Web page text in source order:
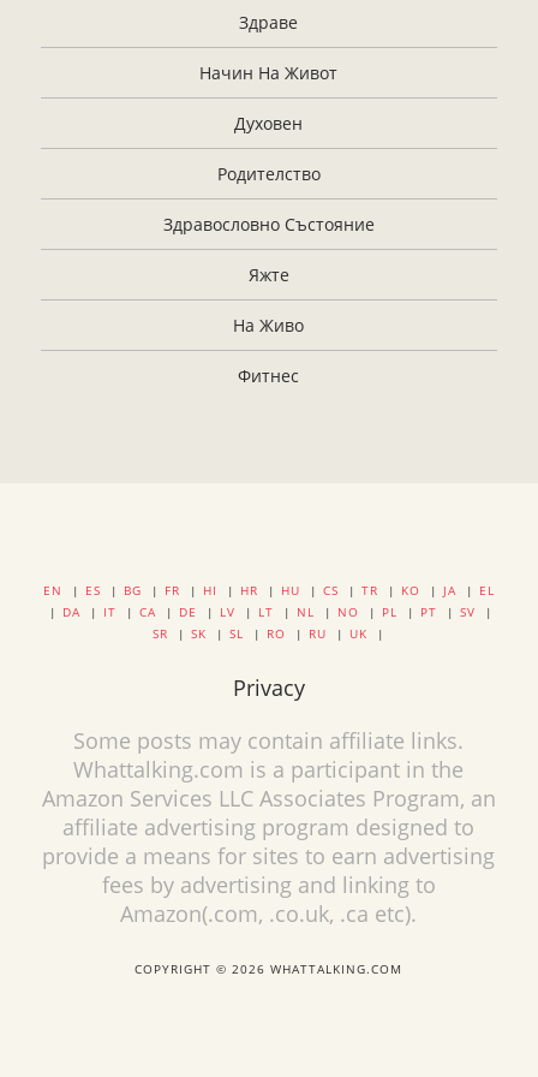
Здраве
Начин На Живот
Духовен
Родителство
Здравословно Състояние
Яжте
На Живо
Фитнес
EN | ES | BG | FR | HI | HR | HU | CS | TR | KO | JA | EL
| DA | IT | CA | DE | LV | LT | NL | NO | PL | PT | SV |
SR | SK | SL | RO | RU | UK |
Privacy
Some posts may contain affiliate links.
Whattalking.com is a participant in the
Amazon Services LLC Associates Program, an
affiliate advertising program designed to
provide a means for sites to earn advertising
fees by advertising and linking to
Amazon(.com, .co.uk, .ca etc).
COPYRIGHT © 2026 WHATTALKING.COM